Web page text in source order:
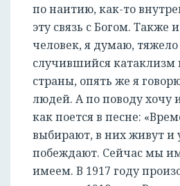
по наитию, как-то
эту связь с Богом. Также
человек, я думаю,
случившийся
страны, опять же я
людей. А по поводу хочу
как поется в песне:
выбирают, в них живут
побеждают. Сейчас мы
имеем. В 1917 году